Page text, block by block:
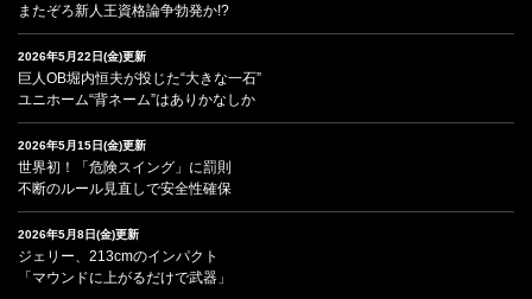
またぞろ新人王資格論争勃発か!?
2026年5月22日(金)更新
巨人OB堀内恒夫が投じた“大きな一石”
ユニホーム“背ネーム”はありかなしか
2026年5月15日(金)更新
世界初！「危険スイング」に罰則
不断のルール見直しで安全性確保
2026年5月8日(金)更新
ジェリー、213cmのインパクト
「マウンドに上がるだけで武器」